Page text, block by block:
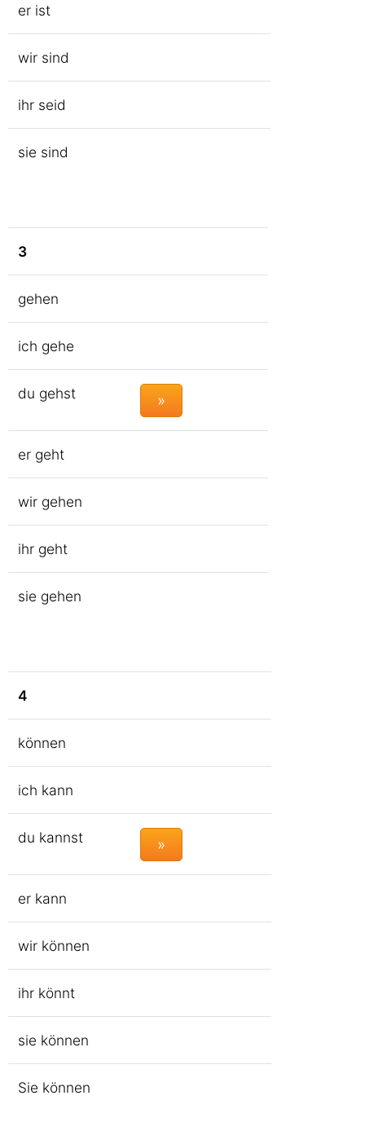
er ist
wir sind
ihr seid
sie sind
3
gehen
ich gehe
du gehst »
er geht
wir gehen
ihr geht
sie gehen
4
können
ich kann
du kannst »
er kann
wir können
ihr könnt
sie können
Sie können